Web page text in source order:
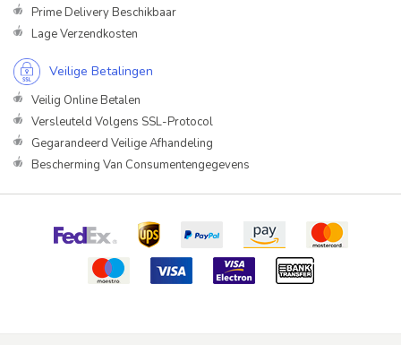
Prime Delivery Beschikbaar
Lage Verzendkosten
Veilige Betalingen
Veilig Online Betalen
Versleuteld Volgens SSL-Protocol
Gegarandeerd Veilige Afhandeling
Bescherming Van Consumentengegevens